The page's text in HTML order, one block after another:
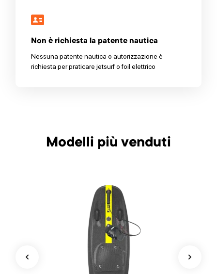
Non è richiesta la patente nautica
Nessuna patente nautica o autorizzazione è
richiesta per praticare jetsurf o foil elettrico
Modelli più venduti